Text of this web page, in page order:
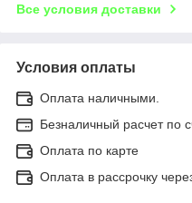
Все условия доставки
Условия оплаты
Оплата наличными.
Безналичный расчет по
Оплата по карте
Оплата в рассрочку